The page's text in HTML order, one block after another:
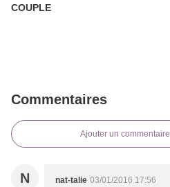
COUPLE
Commentaires
Ajouter un commentaire
N nat-talie 03/01/2016 17:56